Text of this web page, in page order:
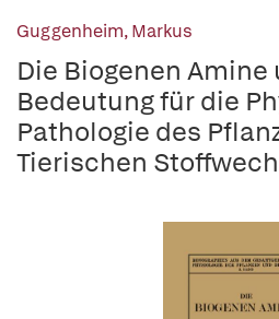
Guggenheim, Markus
Die Biogenen Amine
Bedeutung für die
Pathologie des
Tierischen